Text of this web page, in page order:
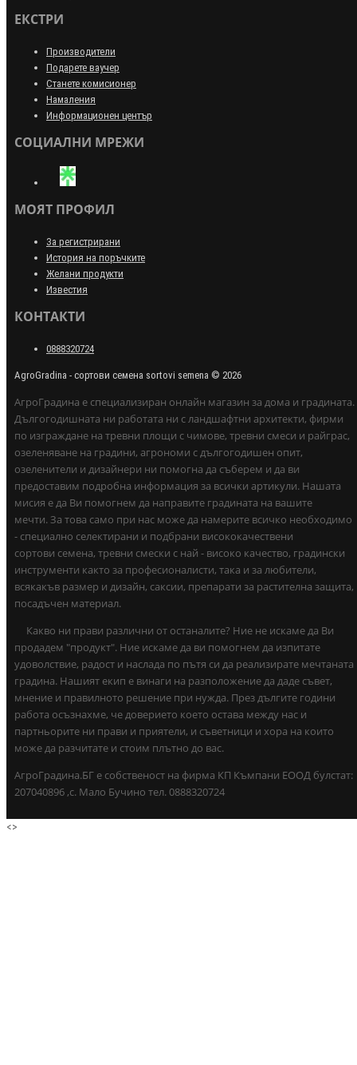
ЕКСТРИ
Производители
Подарете ваучер
Станете комисионер
Намаления
Информационен център
СОЦИАЛНИ МРЕЖИ
МОЯТ ПРОФИЛ
За регистрирани
История на поръчките
Желани продукти
Известия
КОНТАКТИ
0888320724
AgroGradina - сортови семена sortovi semena © 2026
АгроГрадина е специализиран онлайн магазин за дома и градината.
Дългогодишната ни работата ни с ландшафтни архитекти, фирми
по изграждане на тревни площи с чимове, тревни смеси и райграс,
озеленяване на градини, агрономи с дългогодишен опит,
озеленители и дизайнери ни помогна да съберем и да ви
предоставим подробна информация за всички артикули. Нашата
мисия е да Ви помогнем да направите градината на вашите
мечти. За това само при нас може да намерите всичко необходимо
- специално селектирани и подбрани висококачествени
сортови семена, тревни смески с най - високо качество, градински
инструменти както за професионалисти, така и за любители,
всякакъв размер и дизайн, саксии, препарати за растителна защита,
посадъчен материал.
Какво ни прави различни от останалите? Ние не искаме да Ви
продадем "продукт". Ние искаме да ви помогнем да изпитате
удоволствие, радост и наслада по пътя си да реализирате мечтаната
градина. Нашият екип е винаги на разположение да даде съвет,
мнение и правилното решение при нужда. През дългите години
работа осъзнахме, че доверието което остава между нас и
партньорите ни прави и приятели, и съветници и хора на които
може да разчитате и стоим плътно до вас.
АгроГрадина.БГ е собственост на фирма КП Къмпани ЕООД булстат:
207040896 ,с. Мало Бучино тел. 0888320724
<>